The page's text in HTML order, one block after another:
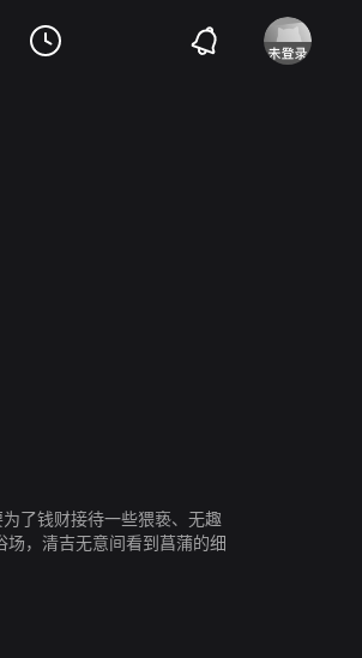
了钱财接待一些猥亵、无趣
，清吉无意间看到菖蒲的细